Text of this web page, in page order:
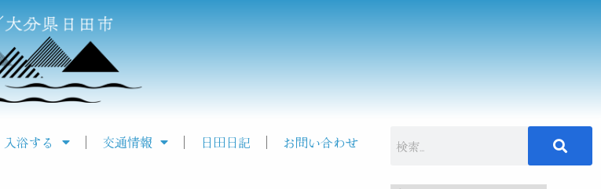
入浴する 交通情報 日田日記 お問い合わせ